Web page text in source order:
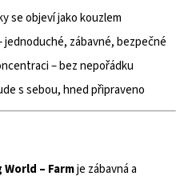
se objeví jako kouzlem
jednoduché, zábavné, bezpečné
– bez nepořádku
s sebou, hned připraveno
– Farmje zábavná a